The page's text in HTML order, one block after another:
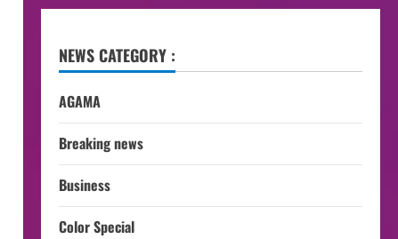
NEWS CATEGORY :
AGAMA
Breaking news
Business
Color Special